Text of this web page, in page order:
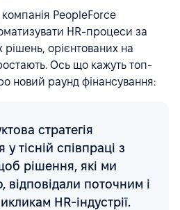
PeopleForce
HR-процеси за
орієнтованих на
Ось що кажуть топ-
новий раунд фінансування:
стратегія
тісній співпраці з
рішення, які ми
відповідали поточним і
HR-індустрії.